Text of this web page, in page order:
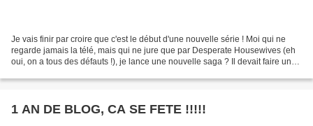
Je vais finir par croire que c'est le début d'une nouvelle série ! Moi qui ne
regarde jamais la télé, mais qui ne jure que par Desperate Housewives (eh
oui, on a tous des défauts !), je lance une nouvelle saga ? Il devait faire un
1 AN DE BLOG, CA SE FETE !!!!!